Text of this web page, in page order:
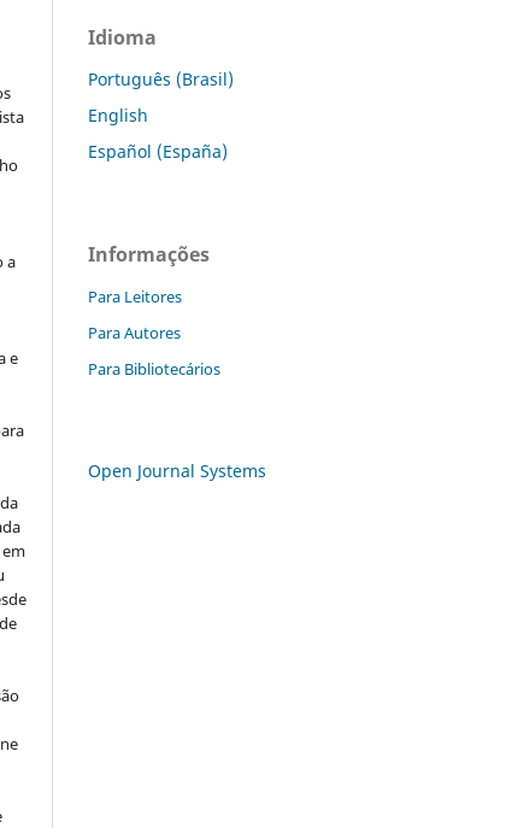
a
e
Idioma
Português (Brasil)
English
Español (España)
Informações
Para Leitores
Para Autores
Para Bibliotecários
Open Journal Systems